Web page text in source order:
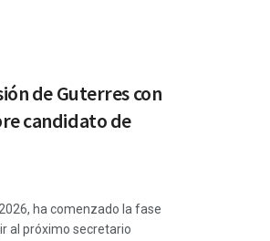
de Guterres con
candidato de
ha comenzado la fase
al próximo secretario